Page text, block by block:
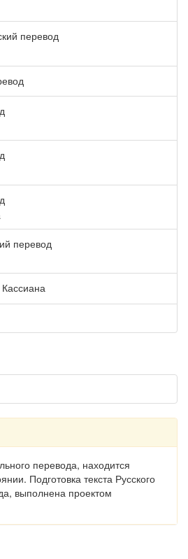
перевод
перевод
перевода, находится
Подготовка текста Русского
выполнена проектом